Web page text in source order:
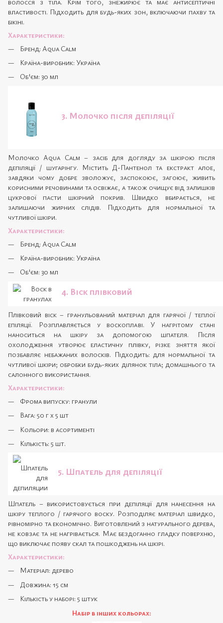
властивості. Підходить для будь-яких зон, включаючи пахву та
бікіні.
Характеристики:
Бренд: Aqua Calm
Країна-виробник: Україна
Об'єм: 30 мл
3. Молочко після депіляції
Молочко Aqua Calm – засіб для догляду за шкірою після
депіляції / шугарінгу. Містить Д-Пантенол та екстракт алое,
завдяки чому добре зволожує, заспокоює, загоює, живить
корисними речовинами та освіжає, а також очищує від залишків
цукрової пасти шкірний покрив. Швидко вбирається, не
залишаючи жирних слідів. Підходить для нормальної та
чутливої шкіри.
Характеристики:
Бренд: Aqua Calm
Країна-виробник: Україна
Об'єм: 30 мл
4. Віск плівковий
Плівковий віск – гранульований матеріал для гарячої / теплої
епіляції. Розплавляється у воскоплаві. У нагрітому стані
наноситься на шкіру за допомогою шпателя. Після
охолодження утворює еластичну плівку, різке зняття якої
позбавляє небажаних волосків. Підходить: для нормальної та
чутливої шкіри; обробки будь-яких ділянок тіла; домашнього та
салонного використання.
Характеристики:
Фрома випуску: гранули
Вага: 50 г х 5 шт
Кольори: в асортименті
Кількість: 5 шт.
5. Шпатель для депіляції
Шпатель – використовується при депіляції для нанесення на
шкіру теплого / гарячого воску. Розподіляє матеріал швидко,
рівномірно та економічно. Виготовлений з натурального дерева,
не ковзає та не нагрівається. Має бездоганно гладку поверхню,
що виключає появу скал та пошкоджень на шкірі.
Характеристики:
Матеріал: дерево
Довжина: 15 см
Кількість у наборі: 5 штук
Набір в інших кольорах: